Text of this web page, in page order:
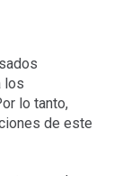
los
lo tanto,
de este